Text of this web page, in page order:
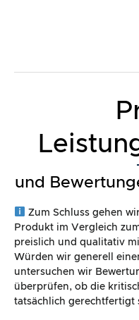
und
Zum Schluss gehen
Produkt im Vergleich
preislich und qualitativ
Würden wir generell
untersuchen wir
überprüfen, ob die
tatsächlich gerechtfertigt